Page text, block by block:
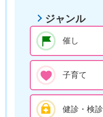
ジャンル
催し
子育て
健診・検診